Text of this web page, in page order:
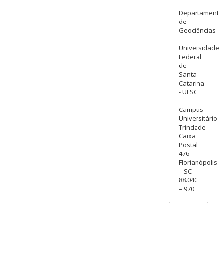
de
Geociências
Universidade
Federal
de
Santa
Catarina
- UFSC
Campus
Universitário
Trindade
Caixa
Postal
476
Florianópolis
– SC
88.040
– 970